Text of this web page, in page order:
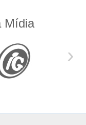
Mídia
›